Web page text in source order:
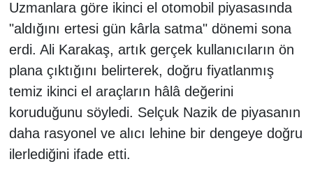
Uzmanlara göre ikinci el otomobil piyasasında
"aldığını ertesi gün kârla satma" dönemi sona
erdi. Ali Karakaş, artık gerçek kullanıcıların ön
plana çıktığını belirterek, doğru fiyatlanmış
temiz ikinci el araçların hâlâ değerini
koruduğunu söyledi. Selçuk Nazik de piyasanın
daha rasyonel ve alıcı lehine bir dengeye doğru
ilerlediğini ifade etti.